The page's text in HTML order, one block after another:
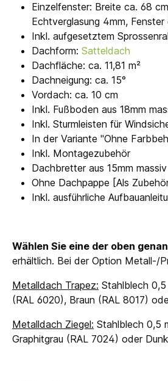
Einzelfenster: Breite ca. 68
Echtverglasung 4mm,
Inkl. aufgesetztem
Dachform: Satteldach
Dachfläche: ca. 11,81 m²
Dachneigung: ca. 15°
Vordach: ca. 10 cm
Inkl. Fußboden aus 18mm
Inkl. Sturmleisten für
In der Variante "Ohne
Inkl. Montagezubehör
Dachbretter aus 15mm
Ohne Dachpappe [Als
Inkl. ausführliche
Wählen Sie eine der oben
erhältlich. Bei der Option Metall-/
Metalldach Trapez: Stahlblech
(RAL 6020), Braun (RAL 8017)
Metalldach Ziegel: Stahlblech 0,5
Graphitgrau (RAL 7024) oder